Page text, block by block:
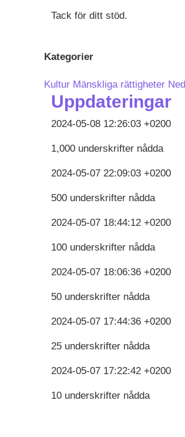
Tack för ditt stöd.
Kategorier
Kultur Mänskliga rättigheter
Uppdateringar
2024-05-08 12:26:03 +0200
1,000 underskrifter nådda
2024-05-07 22:09:03 +0200
500 underskrifter nådda
2024-05-07 18:44:12 +0200
100 underskrifter nådda
2024-05-07 18:06:36 +0200
50 underskrifter nådda
2024-05-07 17:44:36 +0200
25 underskrifter nådda
2024-05-07 17:22:42 +0200
10 underskrifter nådda